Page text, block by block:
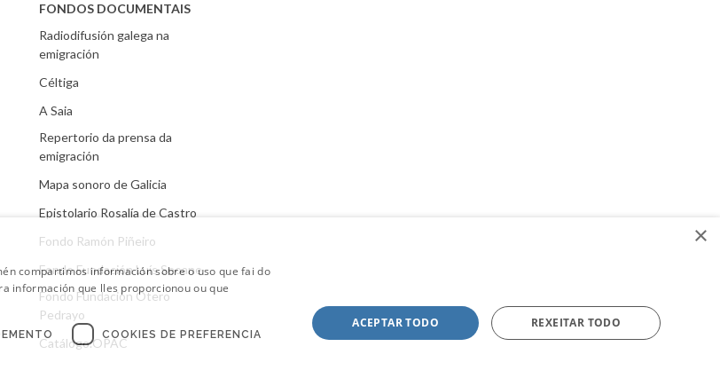
FONDOS DOCUMENTAIS
Radiodifusión galega na
emigración
Céltiga
A Saia
Repertorio da prensa da
emigración
Mapa sonoro de Galicia
Epistolario Rosalía de Castro
Fondo Ramón Piñeiro
Fondo Fundación Luís Seoane
Fondo Fundación Otero
Pedrayo
Catálogo.OPAC
×
compartimos información sobre o uso que fai do
información que lles proporcionou ou que
COOKIES DE PREFERENCIA
ACEPTAR TODO REXEITAR TODO